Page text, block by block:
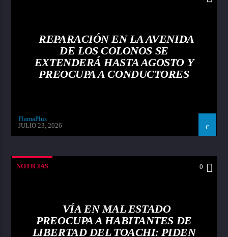
REPARACIÓN EN LA AVENIDA
DE LOS COLONOS SE
EXTENDERÁ HASTA AGOSTO Y
PREOCUPA A CONDUCTORES
FlamaPlus
JULIO 23, 2026
NOTICIAS 0
VÍA EN MAL ESTADO
PREOCUPA A HABITANTES DE
LIBERTAD DEL TOACHI: PIDEN